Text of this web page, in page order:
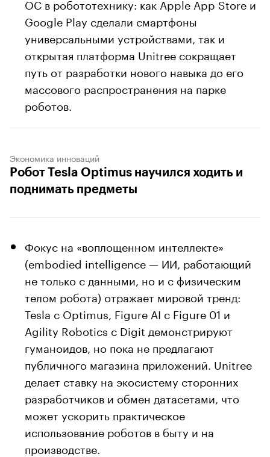
ОС в робототехнику: как Apple App Store и
Google Play сделали смартфоны
универсальными устройствами, так и
открытая платформа Unitree сокращает
путь от разработки нового навыка до его
массового распространения на парке
роботов.
Экономика инноваций
Робот Tesla Optimus научился ходить и
поднимать предметы
Фокус на «воплощенном интеллекте»
(embodied intelligence — ИИ, работающий
не только с данными, но и с физическим
телом робота) отражает мировой тренд:
Tesla с Optimus, Figure AI с Figure 01 и
Agility Robotics с Digit демонстрируют
гуманоидов, но пока не предлагают
публичного магазина приложений. Unitree
делает ставку на экосистему сторонних
разработчиков и обмен датасетами, что
может ускорить практическое
использование роботов в быту и на
производстве.